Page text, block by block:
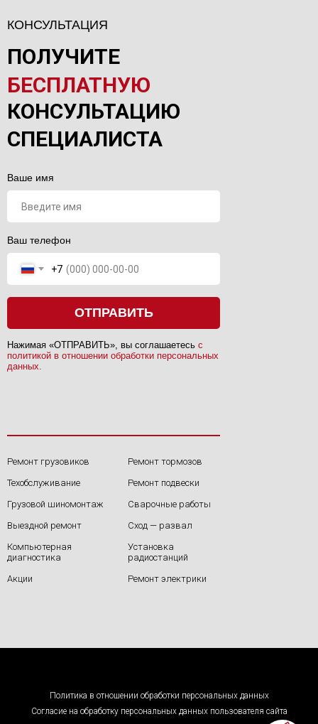
КОНСУЛЬТАЦИЯ
ПОЛУЧИТЕ
БЕСПЛАТНУЮ
КОНСУЛЬТАЦИЮ
СПЕЦИАЛИСТА
Ваше имя
Ваш телефон
+7
ОТПРАВИТЬ
Нажимая «ОТПРАВИТЬ», вы соглашаетесь с
политикой в отношении обработки персональных
данных.
Ремонт грузовиков
Техобслуживание
Грузовой шиномонтаж
Ремонт тормозов
Ремонт подвески
Сварочные работы
Сход — развал
Установка
радиостанций
Компьютерная
диагностика
Ремонт электрики
Выездной ремонт
Акции
Политика в отношении обработки персональных данных
Согласие на обработку персональных данных пользователя сайта